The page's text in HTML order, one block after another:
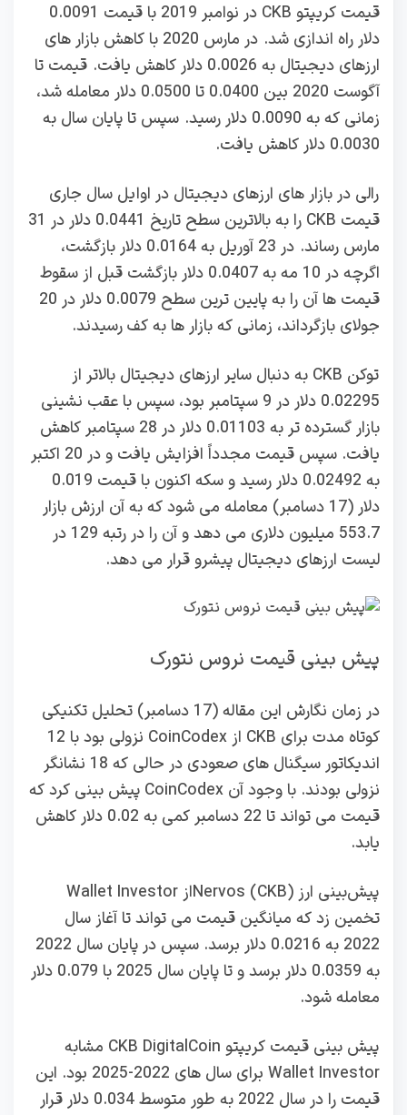
قیمت کریپتو CKB در نوامبر 2019 با قیمت 0.0091
دلار راه اندازی شد. در مارس 2020 با کاهش بازار های
ارزهای دیجیتال به 0.0026 دلار کاهش یافت. قیمت تا
آگوست 2020 بین 0.0400 تا 0.0500 دلار معامله شد،
زمانی که به 0.0090 دلار رسید. سپس تا پایان سال به
0.0030 دلار کاهش یافت.
رالی در بازار های ارزهای دیجیتال در اوایل سال جاری
قیمت CKB را به بالاترین سطح تاریخ 0.0441 دلار در 31
مارس رساند. در 23 آوریل به 0.0164 دلار بازگشت،
اگرچه در 10 مه به 0.0407 دلار بازگشت قبل از سقوط
قیمت ها آن را به پایین ترین سطح 0.0079 دلار در 20
جولای بازگرداند، زمانی که بازار ها به کف رسیدند.
توکن CKB به دنبال سایر ارزهای دیجیتال بالاتر از
0.02295 دلار در 9 سپتامبر بود، سپس با عقب نشینی
بازار گسترده تر به 0.01103 دلار در 28 سپتامبر کاهش
یافت. سپس قیمت مجدداً افزایش یافت و در 20 اکتبر
به 0.02492 دلار رسید و سکه اکنون با قیمت 0.019
دلار (17 دسامبر) معامله می شود که به آن ارزش بازار
553.7 میلیون دلاری می دهد و آن را در رتبه 129 در
لیست ارزهای دیجیتال پیشرو قرار می دهد.
پیش بینی قیمت نروس نتورک
در زمان نگارش این مقاله (17 دسامبر) تحلیل تکنیکی
کوتاه مدت برای CKB از CoinCodex نزولی بود با 12
اندیکاتور سیگنال‌ های صعودی در حالی که 18 نشانگر
نزولی بودند. با وجود آن CoinCodex پیش‌ بینی کرد که
قیمت می‌ تواند تا 22 دسامبر کمی به 0.02 دلار کاهش
یابد.
پیش‌بینی ارز Nervos (CKB)از Wallet Investor
تخمین زد که میانگین قیمت می‌ تواند تا آغاز سال
2022 به 0.0216 دلار برسد. سپس در پایان سال 2022
به 0.0359 دلار برسد و تا پایان سال 2025 با 0.079 دلار
معامله شود.
پیش‌ بینی قیمت کریپتو CKB DigitalCoin مشابه
Wallet Investor برای سال‌ های 2022-2025 بود. این
قیمت را در سال 2022 به طور متوسط ​​0.034 دلار قرار